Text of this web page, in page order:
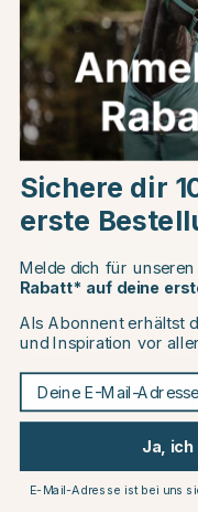
Produktinformationen
Über die Marke
Kundenbewertungen
Andere Produkte,
Choose country
EU
Sichere dir
erste
Melde dich für
Rabatt* auf deine
Als Abonnent erhältst
und Inspiration vor
Deine E-Mail-Adresse
Ja, ich
E-Mail-Adresse ist bei uns